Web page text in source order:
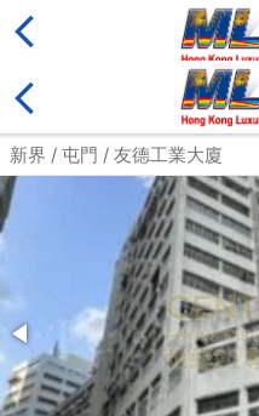
售盤
搜尋條件: